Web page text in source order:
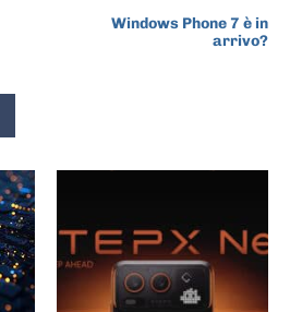
Windows Phone 7 è in
arrivo?